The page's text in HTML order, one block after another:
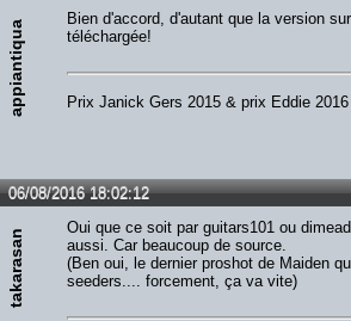
appiantiqua
Bien d'accord, d'autant que la version
téléchargée!
Prix Janick Gers 2015 & prix Eddie 2016
06/08/2016 18:02:12
takarasan
Oui que ce soit par guitars101 ou
aussi. Car beaucoup de source.
(Ben oui, le dernier proshot de Maiden
seeders.... forcement, ça va vite)